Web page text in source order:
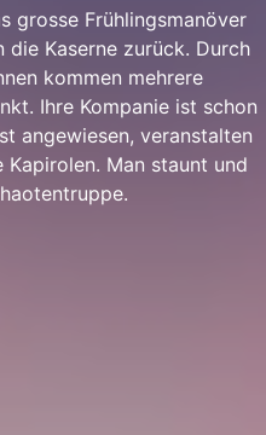
grosse Frühlingsmanöver
die Kaserne zurück. Durch
kommen mehrere
Ihre Kompanie ist schon
angewiesen, veranstalten
Man staunt und